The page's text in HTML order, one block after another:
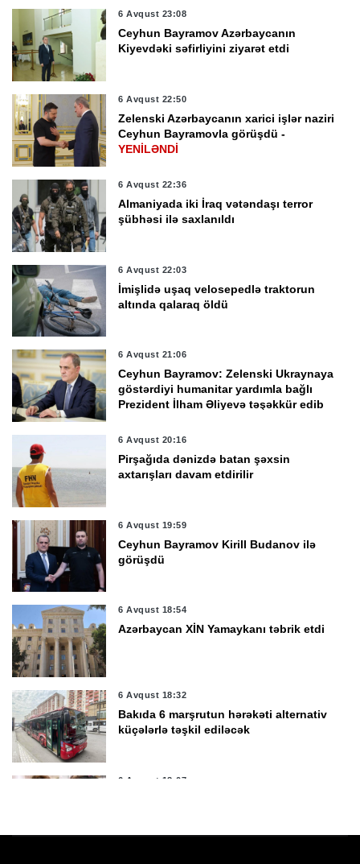
6 Avqust 23:08
Ceyhun Bayramov Azərbaycanın
Kiyevdəki səfirliyini ziyarət etdi
6 Avqust 22:50
Zelenski Azərbaycanın xarici işlər naziri
Ceyhun Bayramovla görüşdü -
YENİLƏNDİ
6 Avqust 22:36
Almaniyada iki İraq vətəndaşı terror
şübhəsi ilə saxlanıldı
6 Avqust 22:03
İmişlidə uşaq velosepedlə traktorun
altında qalaraq öldü
6 Avqust 21:06
Ceyhun Bayramov: Zelenski Ukraynaya
göstərdiyi humanitar yardımla bağlı
Prezident İlham Əliyevə təşəkkür edib
6 Avqust 20:16
Pirşağıda dənizdə batan şəxsin
axtarışları davam etdirilir
6 Avqust 19:59
Ceyhun Bayramov Kirill Budanov ilə
görüşdü
6 Avqust 18:54
Azərbaycan XİN Yamaykanı təbrik etdi
6 Avqust 18:32
Bakıda 6 marşrutun hərəkəti alternativ
küçələrlə təşkil ediləcək
6 Avqust 18:07